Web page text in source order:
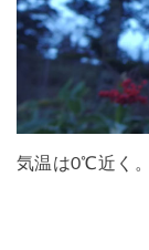
気温は0℃近く